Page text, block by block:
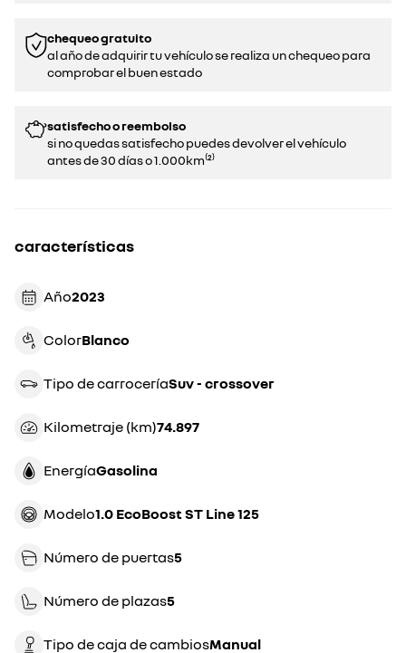
chequeo gratuito
al año de adquirir tu vehículo se realiza un chequeo para
comprobar el buen estado​​
satisfecho o reembolso
si no quedas satisfecho puedes devolver el vehículo
antes de 30 días o 1.000km⁽²⁾
características
Año 2023
Color blanco
Tipo de carrocería suv - crossover
Kilometraje (km) 74.897
Energía gasolina
Modelo 1.0 EcoBoost ST Line 125
Número de puertas5
Número de plazas5
Tipo de caja de cambios manual